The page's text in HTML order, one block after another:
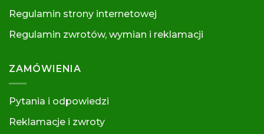
Regulamin strony internetowej
Regulamin zwrotów, wymian i reklamacji
ZAMÓWIENIA
Pytania i odpowiedzi
Reklamacje i zwroty